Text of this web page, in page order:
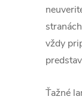
vždy
Ťažné